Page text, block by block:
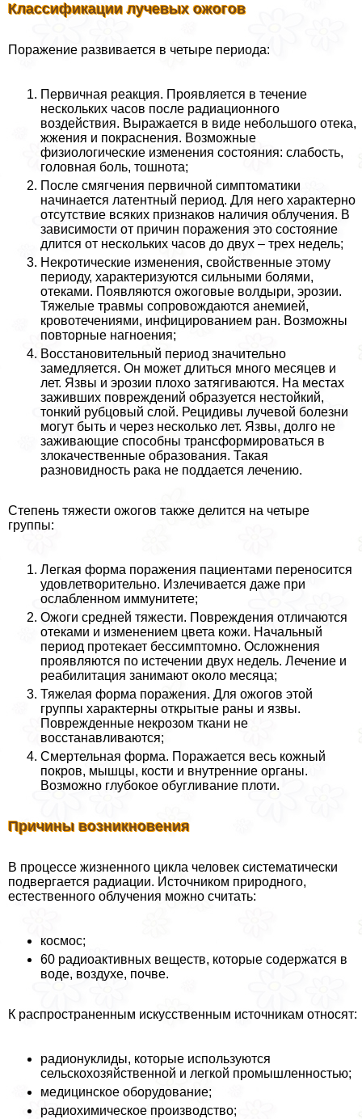
Классификации лучевых ожогов
Поражение развивается в четыре периода:
Первичная реакция. Проявляется в течение
нескольких часов после радиационного
воздействия. Выражается в виде небольшого отека,
жжения и покраснения. Возможные
физиологические изменения состояния: слабость,
головная боль, тошнота;
После смягчения первичной симптоматики
начинается латентный период. Для него хаpaктерно
отсутствие всяких признаков наличия облучения. В
зависимости от причин поражения это состояние
длится от нескольких часов до двух – трех недель;
Некротические изменения, свойственные этому
периоду, хаpaктеризуются сильными болями,
отеками. Появляются ожоговые волдыри, эрозии.
Тяжелые травмы сопровождаются анемией,
кровотечениями, инфицированием ран. Возможны
повторные нагноения;
Восстановительный период значительно
замедляется. Он может длиться много месяцев и
лет. Язвы и эрозии плохо затягиваются. На местах
заживших повреждений образуется нестойкий,
тонкий рубцовый слой. Рецидивы лучевой болезни
могут быть и через несколько лет. Язвы, долго не
заживающие способны трaнcформироваться в
злокачественные образования. Такая
разновидность paка не поддается лечению.
Степень тяжести ожогов также делится на четыре
группы:
Легкая форма поражения пациентами переносится
удовлетворительно. Излечивается даже при
ослабленном иммунитете;
Ожоги средней тяжести. Повреждения отличаются
отеками и изменением цвета кожи. Начальный
период протекает бессимптомно. Осложнения
проявляются по истечении двух недель. Лечение и
реабилитация занимают около месяца;
Тяжелая форма поражения. Для ожогов этой
группы хаpaктерны открытые раны и язвы.
Поврежденные некрозом ткани не
восстанавливаются;
Смертельная форма. Поражается весь кожный
покров, мышцы, кости и внутренние органы.
Возможно глубокое обугливание плоти.
Причины возникновения
В процессе жизненного цикла человек систематически
подвергается радиации. Источником природного,
естественного облучения можно считать:
космос;
60 радиоактивных веществ, которые содержатся в
воде, воздухе, почве.
К распространенным искусственным источникам относят:
радионуклиды, которые используются
сельскохозяйственной и легкой промышленностью;
медицинское оборудование;
радиохимическое производство;